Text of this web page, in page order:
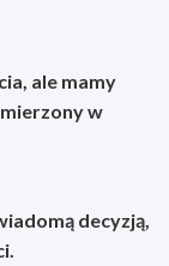
ale mamy
w
decyzją,